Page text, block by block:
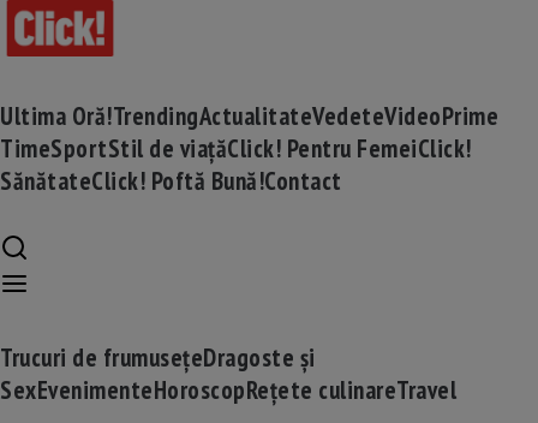
Ultima Oră!TrendingActualitateVedeteVideoPrime
TimeSportStil de viațăClick! Pentru FemeiClick!
SănătateClick! Poftă Bună!Contact
Trucuri de frumusețeDragoste și
SexEvenimenteHoroscopRețete culinareTravel